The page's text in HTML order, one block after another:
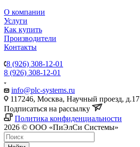
О компании
Услуги
Как купить
Производители
Контакты
8 (926) 308-12-01
8 (926) 308-12-01
info@plc-systems.ru
117246, Москва, Научный проезд, д.17
Подписаться на рассылку
Политика конфиденциальности
2026 © ООО «ПиЭлСи Системы»